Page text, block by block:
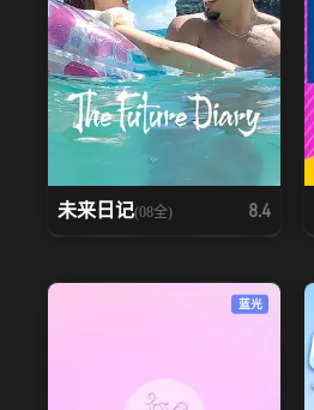
未来日记(08全) 8.4
蓝光